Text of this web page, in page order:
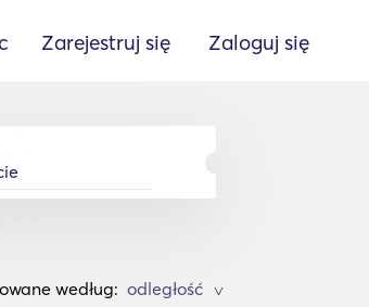
Zarejestruj się Zaloguj się
według: >